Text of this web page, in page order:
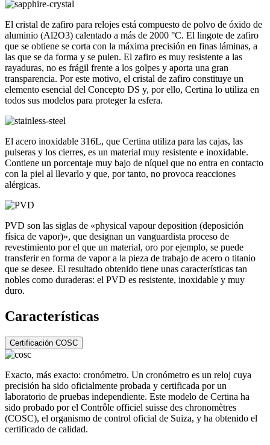
El cristal de zafiro para relojes está compuesto de polvo de óxido de
aluminio (Al2O3) calentado a más de 2000 °C. El lingote de zafiro
que se obtiene se corta con la máxima precisión en finas láminas, a
las que se da forma y se pulen. El zafiro es muy resistente a las
rayaduras, no es frágil frente a los golpes y aporta una gran
transparencia. Por este motivo, el cristal de zafiro constituye un
elemento esencial del Concepto DS y, por ello, Certina lo utiliza en
todos sus modelos para proteger la esfera.
El acero inoxidable 316L, que Certina utiliza para las cajas, las
pulseras y los cierres, es un material muy resistente e inoxidable.
Contiene un porcentaje muy bajo de níquel que no entra en contacto
con la piel al llevarlo y que, por tanto, no provoca reacciones
alérgicas.
PVD son las siglas de «physical vapour deposition (deposición
física de vapor)», que designan un vanguardista proceso de
revestimiento por el que un material, oro por ejemplo, se puede
transferir en forma de vapor a la pieza de trabajo de acero o titanio
que se desee. El resultado obtenido tiene unas características tan
nobles como duraderas: el PVD es resistente, inoxidable y muy
duro.
Características
Certificación COSC
Exacto, más exacto: cronómetro. Un cronómetro es un reloj cuya
precisión ha sido oficialmente probada y certificada por un
laboratorio de pruebas independiente. Este modelo de Certina ha
sido probado por el Contrôle officiel suisse des chronomètres
(COSC), el organismo de control oficial de Suiza, y ha obtenido el
certificado de calidad.